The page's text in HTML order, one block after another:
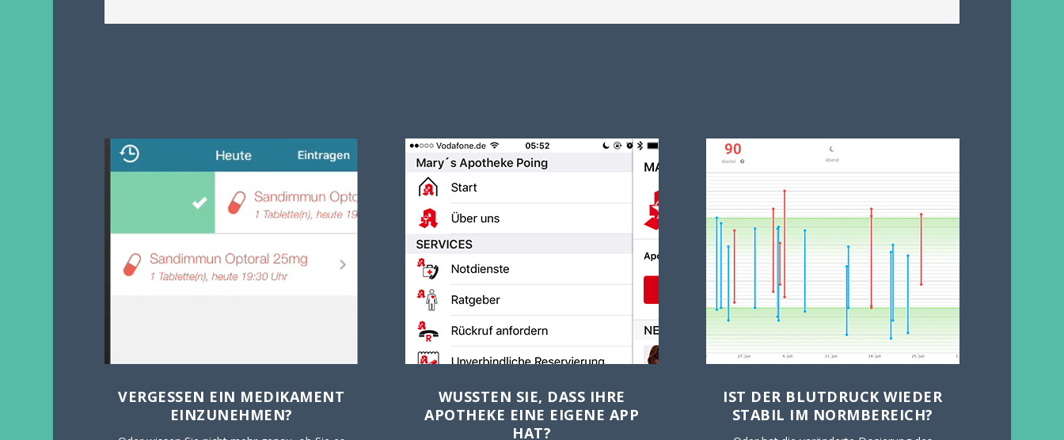
VERGESSEN EIN MEDIKAMENT
EINZUNEHMEN?
WUSSTEN SIE, DASS IHRE
APOTHEKE EINE EIGENE APP
HAT?
IST DER BLUTDRUCK WIEDER
STABIL IM NORMBEREICH?